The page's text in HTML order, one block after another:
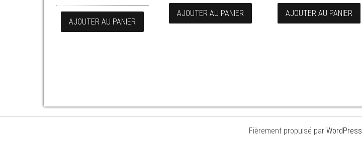
AJOUTER AU PANIER
AJOUTER AU PANIER AJOUTER AU PANIER
Fièrement propulsé par WordPress